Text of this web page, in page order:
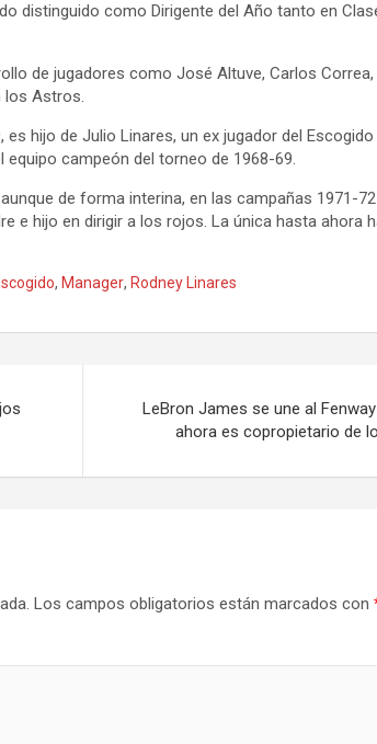
distinguido como Dirigente del Año tanto en
de jugadores como José Altuve, Carlos Correa,
los Astros.
es hijo de Julio Linares, un ex jugador del
campeón del torneo de 1968-69.
de forma interina, en las campañas 1971-
e hijo en dirigir a los rojos. La única hasta ahora
, Manager, Rodney Linares
LeBron James se une al
ahora es copropietario de
Los campos obligatorios están marcados con